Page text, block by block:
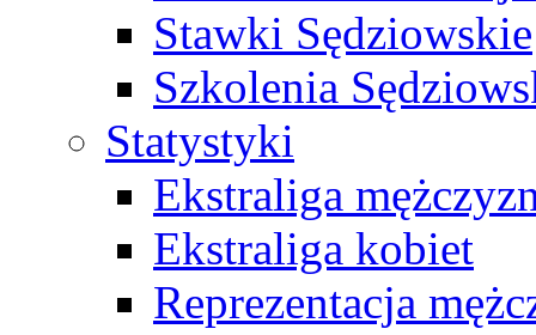
Stawki Sędziowskie
Szkolenia
Statystyki
Ekstraliga
Ekstraliga kobiet
Reprezentacja